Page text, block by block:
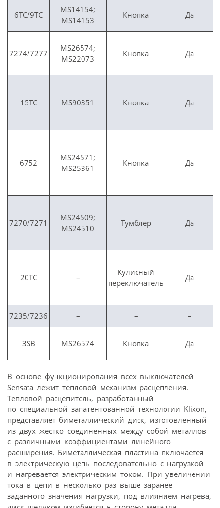
6TC/9TC
MS14154;
MS14153
Кнопка Да
7274/7277
MS26574;
MS22073
Кнопка Да
15TC MS90351 Кнопка Да
6752
MS24571;
MS25361
Кнопка Да
7270/7271
MS24509;
MS24510
Тумблер Да
20TC –
Кулисный
переключатель
Да
7235/7236 – – –
3SB MS26574 Кнопка Да
В основе функционирования всех выключателей
Sensata лежит тепловой механизм расцепления.
Тепловой расцепитель, разработанный
по специальной запатентованной технологии Klixon,
представляет биметаллический диск, изготовленный
из двух жестко соединенных между собой металлов
с различными коэффициентами линейного
расширения. Биметаллическая пластина включается
в электрическую цепь последовательно с нагрузкой
и нагревается электрическим током. При увеличении
тока в цепи в несколько раз выше заранее
заданного значения нагрузки, под влиянием нагрева,